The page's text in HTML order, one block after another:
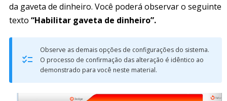
da gaveta de dinheiro. Você poderá observar o seguinte
texto “Habilitar gaveta de dinheiro”.
Observe as demais opções de configurações do sistema.
O processo de confirmação das alteração é idêntico ao
demonstrado para você neste material.